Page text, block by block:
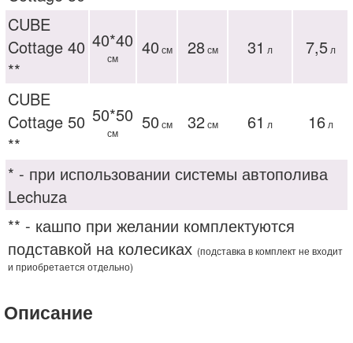
CUBE
Cottage 40
**
40*40
см 40 см 28см 31 л 7,5л
CUBE
Cottage 50
**
50*50
см 50 см 32см 61 л 16л
* - при использовании системы автополива
Lechuza
** - кашпо при желании комплектуются
подставкой на колесиках (подставка в комплект не входит
и приобретается отдельно)
Описание